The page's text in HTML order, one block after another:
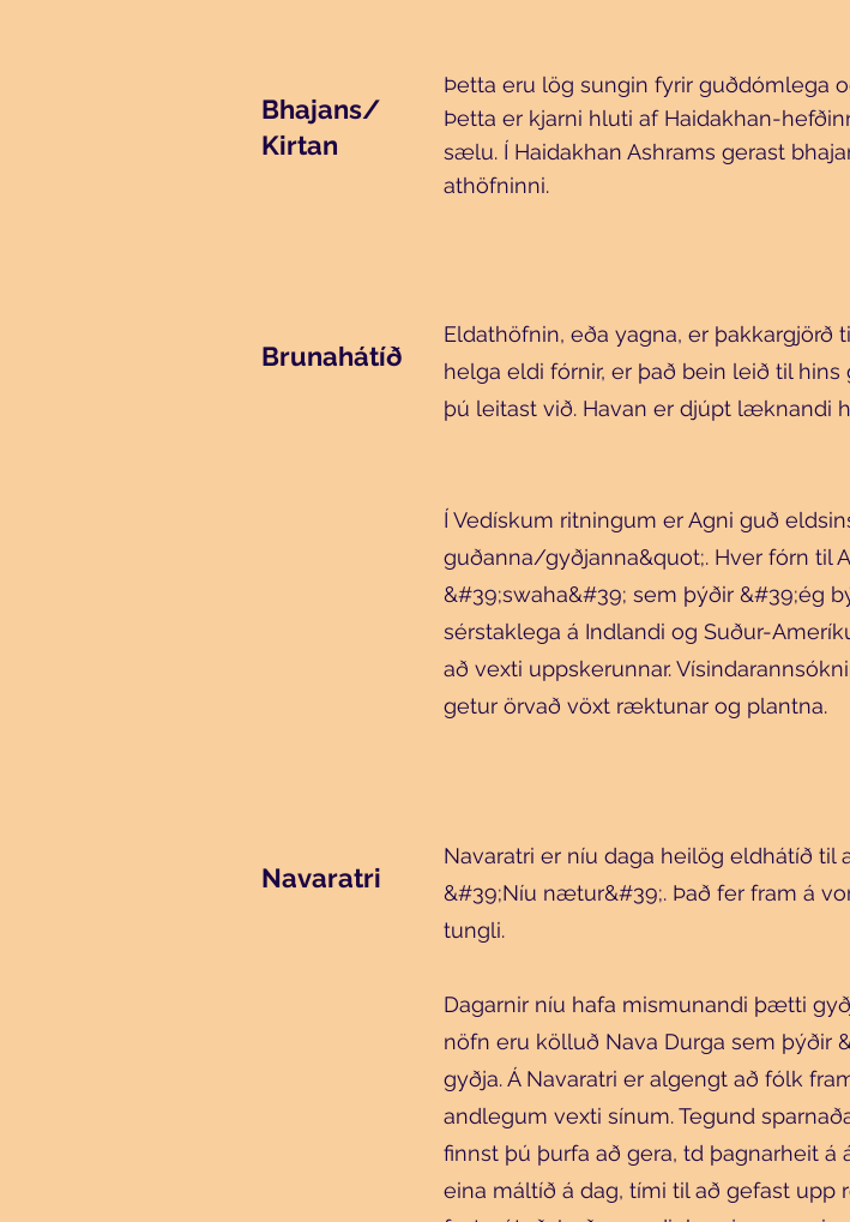
Bhajans/
Kirtan
Þetta eru lög sungin fyrir guðdómlega
Þetta er kjarni hluti af Haidakhan-
sælu. Í Haidakhan Ashrams gerast
athöfninni.
Brunahátíð
Eldathöfnin, eða yagna, er þakkargjörð
helga eldi fórnir, er það bein leið til
þú leitast við. Havan er djúpt læknandi
Í Vedískum ritningum er Agni guð
guðanna/gyðjanna&quot;. Hver fórn til
&#39;swaha&#39; sem þýðir &#39;ég
sérstaklega á Indlandi og Suður-
að vexti uppskerunnar.
getur örvað vöxt ræktunar og plantna.
Navaratri
Navaratri er níu daga heilög eldhátíð
&#39;Níu nætur&#39;. Það fer fram á
tungli.
Dagarnir níu hafa mismunandi þætti
nöfn eru kölluð Nava Durga sem þýðir
gyðja. Á Navaratri er algengt að fólk
andlegum vexti sínum. Tegund
finnst þú þurfa að gera, td þagnarheit
eina máltíð á dag, tími til að gefast upp